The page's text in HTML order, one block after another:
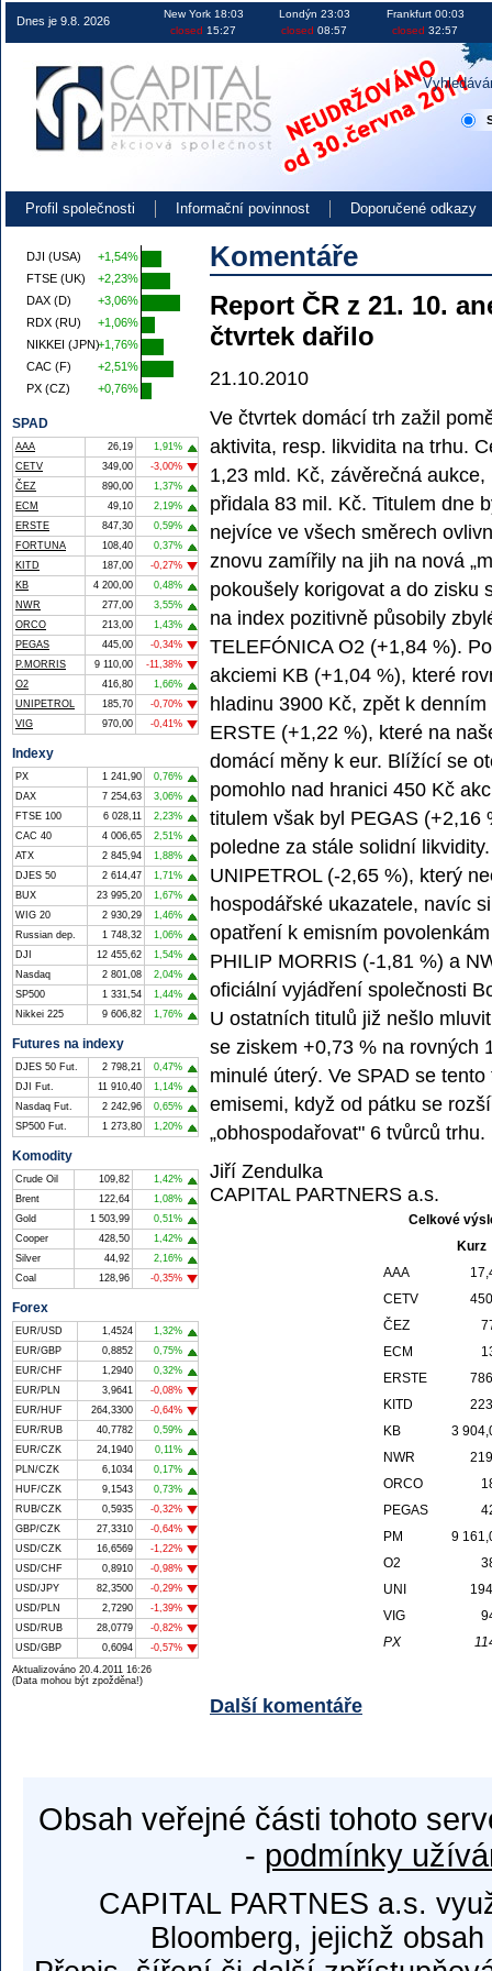
Obchodování na burze v ČR EU i USA investice akcie kurzy
Komentáře
Report ČR z 21. 10.
čtvrtek dařilo
21.10.2010
Ve čtvrtek domácí trh zažil
aktivita, resp. likvidita na trhu.
1,23 mld. Kč, závěrečná
přidala 83 mil. Kč. Titulem dne
nejvíce ve všech směrech
znovu zamířily na jih na nová
pokoušely korigovat a do zisku
na index pozitivně působily
TELEFÓNICA O2 (+1,84 %).
akciemi KB (+1,04 %), které
hladinu 3900 Kč, zpět k
ERSTE (+1,22 %), které na
domácí měny k eur. Blížící se
pomohlo nad hranici 450 Kč
titulem však byl PEGAS (+2,16
poledne za stále solidní
UNIPETROL (-2,65 %), který
hospodářské ukazatele, navíc
opatření k emisním
PHILIP MORRIS (-1,81 %) a
oficiální vyjádření společnosti
U ostatních titulů již nešlo
se ziskem +0,73 % na rovných
minulé úterý. Ve SPAD se
emisemi, když od pátku se
„obhospodařovat" 6 tvůrců trhu.
Jiří Zendulka
CAPITAL PARTNERS a.s.
Celkové
Kurz
AAA
CETV
ČEZ
ECM
ERSTE
KITD
KB
3
NWR
ORCO
PEGAS
PM
9
O2
UNI
VIG
PX
Další komentáře
DJI (USA)
FTSE (UK)
DAX (D)
RDX (RU)
NIKKEI (JPN)
CAC (F)
PX (CZ)
+1,54%
+2,23%
+3,06%
+1,06%
+1,76%
+2,51%
+0,76%
SPAD
AAA 26,19
1,91%
CETV
349,00
-3,00%
ČEZ
890,00
1,37%
ECM
49,10
2,19%
ERSTE
847,30
0,59%
FORTUNA
108,40
0,37%
KITD
187,00
-0,27%
KB
4 200,00
0,48%
NWR
277,00
3,55%
ORCO
213,00
1,43%
PEGAS
445,00
-0,34%
P.MORRIS
9 110,00
-11,38%
O2
416,80
1,66%
UNIPETROL
185,70
-0,70%
VIG
970,00 -0,41%
Indexy
PX 1 241,90
0,76%
DAX
7 254,63
3,06%
FTSE 100
6 028,11
2,23%
CAC 40
4 006,65
2,51%
ATX
2 845,94
1,88%
DJES 50
2 614,47
1,71%
BUX
23 995,20
1,67%
WIG 20
2 930,29
1,46%
Russian dep.
1 748,32
1,06%
DJI
12 455,62
1,54%
Nasdaq
2 801,08
2,04%
SP500
1 331,54
1,44%
Nikkei 225
9 606,82 1,76%
Futures na indexy
DJES 50 Fut. 2 798,21
0,47%
DJI Fut.
11 910,40
1,14%
Nasdaq Fut.
2 242,96
0,65%
SP500 Fut.
1 273,80 1,20%
Komodity
Crude Oil 109,82
1,42%
Brent
122,64
1,08%
Gold
1 503,99
0,51%
Cooper
428,50
1,42%
Silver
44,92
2,16%
Coal
128,96 -0,35%
Forex
EUR/USD 1,4524
1,32%
EUR/GBP
0,8852
0,75%
EUR/CHF
1,2940
0,32%
EUR/PLN
3,9641
-0,08%
EUR/HUF
264,3300
-0,64%
EUR/RUB
40,7782
0,59%
EUR/CZK
24,1940
0,11%
PLN/CZK
6,1034
0,17%
HUF/CZK
9,1543
0,73%
RUB/CZK
0,5935
-0,32%
GBP/CZK
27,3310
-0,64%
USD/CZK
16,6569
-1,22%
USD/CHF
0,8910
-0,98%
USD/JPY
82,3500
-0,29%
USD/PLN
2,7290
-1,39%
USD/RUB
28,0779
-0,82%
USD/GBP
0,6094
-0,57%
Aktualizováno 20.4.2011 16:26
(Data mohou být zpožděna!)
Obsah veřejné části tohoto
- podmínky
CAPITAL PARTNES a.s.
Bloomberg, jejichž
Dnes je 9.8. 2026
New York 18:03
closed 15:27
Londýn 23:03
closed 08:57
Frankfurt 00:03
closed 32:57
Profil společnosti Informační povinnost Doporučené odkazy